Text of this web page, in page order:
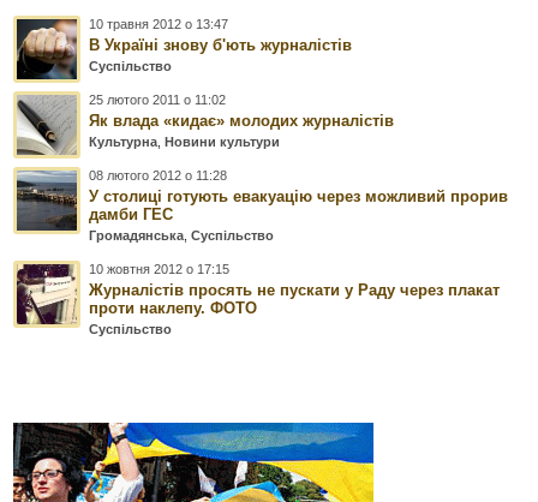
10 травня 2012 о 13:47
В Україні знову б'ють журналістів
Суспільство
25 лютого 2011 о 11:02
Як влада «кидає» молодих журналістів
Культурна ,Новини культури
08 лютого 2012 о 11:28
У столиці готують евакуацію через можливий прорив
дамби ГЕС
Громадянська ,Суспільство
10 жовтня 2012 о 17:15
Журналістів просять не пускати у Раду через плакат
проти наклепу. ФОТО
Суспільство